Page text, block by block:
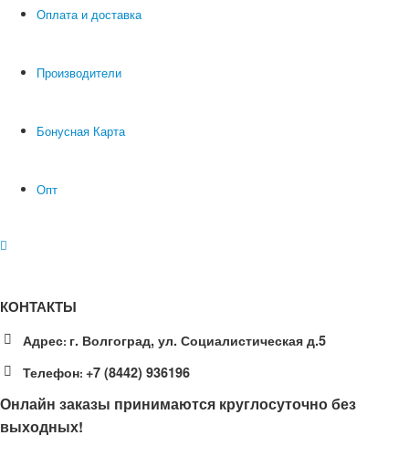
Оплата и доставка
Производители
Бонусная Карта
Опт
КОНТАКТЫ
Адрес: г. Волгоград, ул. Социалистическая д.5
Телефон: +7 (8442) 936196
Онлайн заказы принимаются круглосуточно без
выходных!